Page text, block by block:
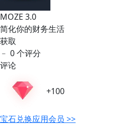
MOZE 3.0
简化你的财务生活
获取
﹣ 0 个评分
评论
+100
宝石兑换应用会员 >>